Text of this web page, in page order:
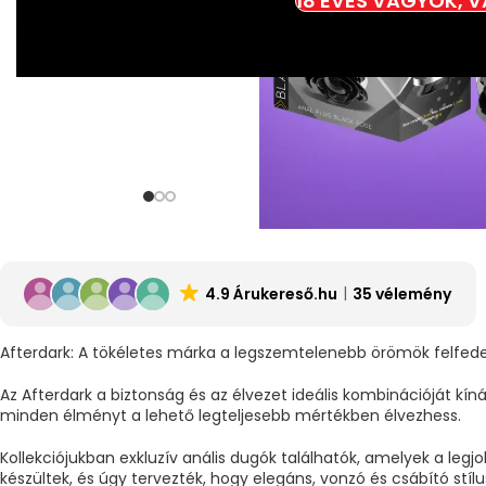
4.9 Árukereső.hu 35 vélemény
Afterdark: A tökéletes márka a legszemtelenebb örömök
Az Afterdark a biztonság és az élvezet ideális kombinációját
minden élményt a lehető legteljesebb mértékben élvezhess.
Kollekciójukban exkluzív anális dugók találhatók, amelyek a
készültek, és úgy tervezték, hogy elegáns, vonzó és csábító